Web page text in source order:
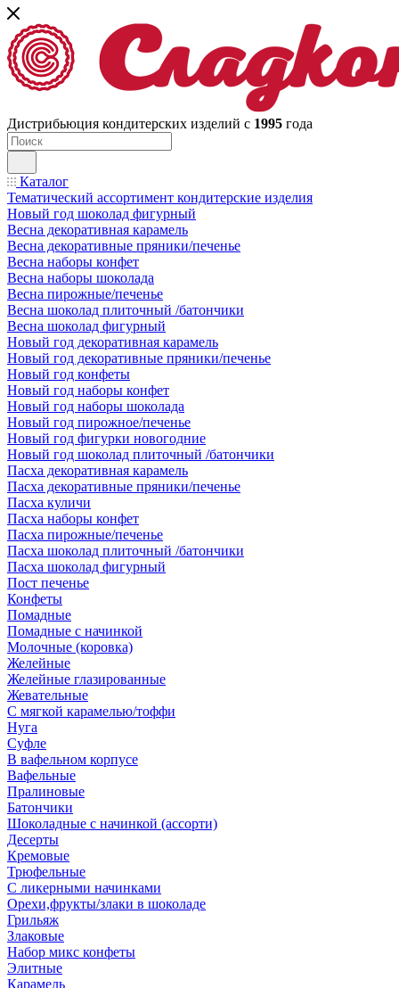
Дистрибьюция кондитерских изделий с 1995 года
Каталог
Тематический ассортимент кондитерские изделия
Новый год шоколад фигурный
Весна декоративная карамель
Весна декоративные пряники/печенье
Весна наборы конфет
Весна наборы шоколада
Весна пирожные/печенье
Весна шоколад плиточный /батончики
Весна шоколад фигурный
Новый год декоративная карамель
Новый год декоративные пряники/печенье
Новый год конфеты
Новый год наборы конфет
Новый год наборы шоколада
Новый год пирожное/печенье
Новый год фигурки новогодние
Новый год шоколад плиточный /батончики
Пасха декоративная карамель
Пасха декоративные пряники/печенье
Пасха куличи
Пасха наборы конфет
Пасха пирожные/печенье
Пасха шоколад плиточный /батончики
Пасха шоколад фигурный
Пост печенье
Конфеты
Помадные
Помадные с начинкой
Молочные (коровка)
Желейные
Желейные глазированные
Жевательные
С мягкой карамелью/тоффи
Нуга
Суфле
В вафельном корпусе
Вафельные
Пралиновые
Батончики
Шоколадные с начинкой (ассорти)
Десерты
Кремовые
Трюфельные
С ликерными начинками
Орехи,фрукты/злаки в шоколаде
Грильяж
Злаковые
Набор микс конфеты
Элитные
Карамель